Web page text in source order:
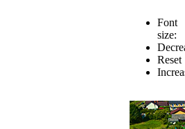
Font
size:
Reset